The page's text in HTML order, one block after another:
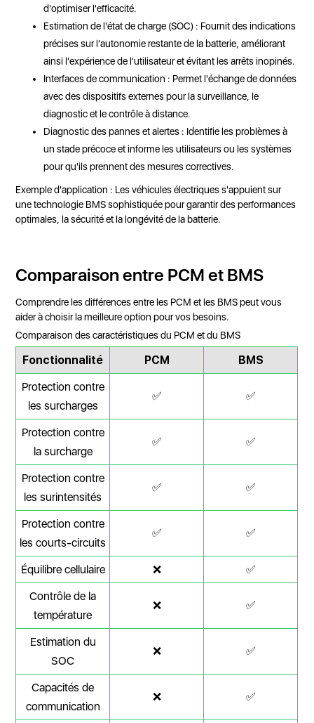
d'optimiser l'efficacité.
Estimation de l'état de charge (SOC) : Fournit des indications
précises sur l'autonomie restante de la batterie, améliorant
ainsi l'expérience de l'utilisateur et évitant les arrêts inopinés.
Interfaces de communication : Permet l'échange de données
avec des dispositifs externes pour la surveillance, le
diagnostic et le contrôle à distance.
Diagnostic des pannes et alertes : Identifie les problèmes à
un stade précoce et informe les utilisateurs ou les systèmes
pour qu'ils prennent des mesures correctives.
Exemple d'application : Les véhicules électriques s'appuient sur
une technologie BMS sophistiquée pour garantir des performances
optimales, la sécurité et la longévité de la batterie.
Comparaison entre PCM et BMS
Comprendre les différences entre les PCM et les BMS peut vous
aider à choisir la meilleure option pour vos besoins.
Comparaison des caractéristiques du PCM et du BMS
Fonctionnalité PCM
BMS
Protection contre
les surcharges
✅ ✅
Protection contre
la surcharge
✅ ✅
Protection contre
les surintensités
✅ ✅
Protection contre
les courts-circuits
✅ ✅
Équilibre cellulaire ❌
✅
Contrôle de la
température
❌ ✅
Estimation du
SOC
❌ ✅
Capacités de
communication
❌ ✅